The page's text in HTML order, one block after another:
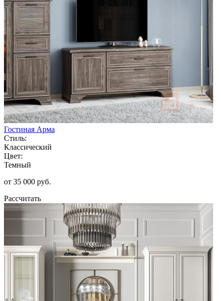
Гостиная Арма
Стиль:
Классический
Цвет:
Темный
от 35 000 руб.
Рассчитать